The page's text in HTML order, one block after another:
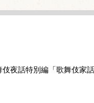
夜話特別編「歌舞伎家